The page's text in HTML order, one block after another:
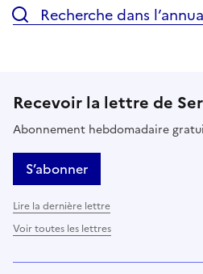
Recherche dans
Recevoir la lettre de
Abonnement hebdomadaire
S’abonner
Lire la dernière lettre
Voir toutes les lettres